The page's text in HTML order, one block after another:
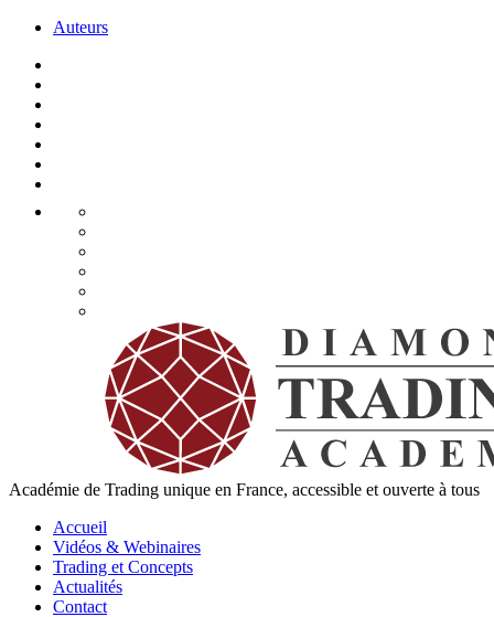
Auteurs
Académie de Trading unique en France, accessible et ouverte à tous
Accueil
Vidéos & Webinaires
Trading et Concepts
Actualités
Contact